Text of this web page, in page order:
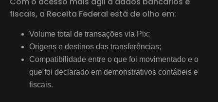
fiscais, a Receita Federal está de olho em:
Volume total de transações via Pix;
Origens e destinos das transferências;
Compatibilidade entre o que foi movimentado e o
que foi declarado em demonstrativos contábeis e
fiscais.